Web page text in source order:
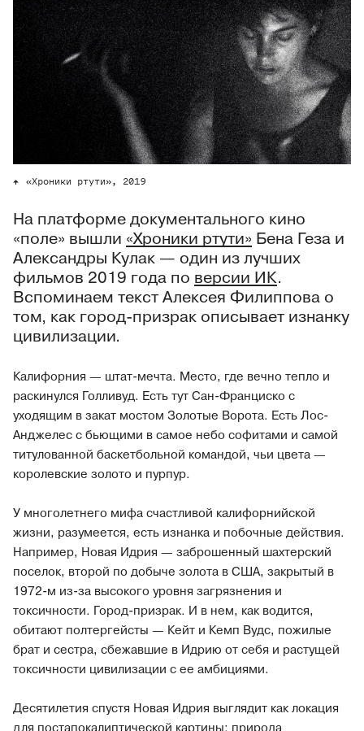
«Хроники ртути», 2019
На платформе документального кино
«поле» вышли «Хроники ртути» Бена Геза и
Александры Кулак — один из лучших
фильмов 2019 года по версии ИК.
Вспоминаем текст Алексея Филиппова о
том, как город-призрак описывает изнанку
цивилизации.
Калифорния — штат-мечта. Место, где вечно тепло и
раскинулся Голливуд. Есть тут Сан-Франциско с
уходящим в закат мостом Золотые Ворота. Есть Лос-
Анджелес с бьющими в самое небо софитами и самой
титулованной баскетбольной командой, чьи цвета —
королевские золото и пурпур.
У многолетнего мифа счастливой калифорнийской
жизни, разумеется, есть изнанка и побочные действия.
Например, Новая Идрия — заброшенный шахтерский
поселок, второй по добыче золота в США, закрытый в
1972-м из-за высокого уровня загрязнения и
токсичности. Город-призрак. И в нем, как водится,
обитают полтергейсты — Кейт и Кемп Вудс, пожилые
брат и сестра, сбежавшие в Идрию от себя и растущей
токсичности цивилизации с ее амбициями.
Десятилетия спустя Новая Идрия выглядит как локация